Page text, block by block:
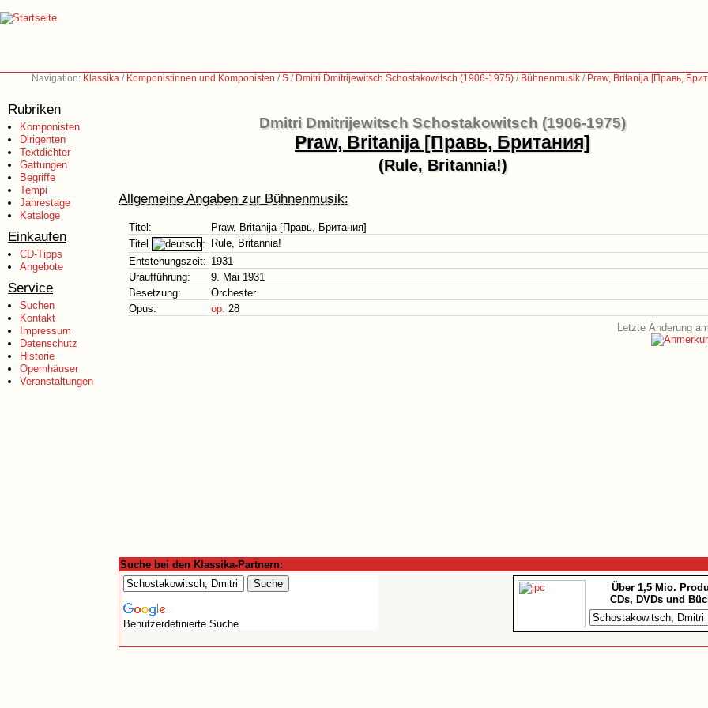
Navigation: Klassika / Komponistinnen und Komponisten /S / Dmitri Dmitrijewitsch Schostakowitsch (1906-1975) / Bühnenmusik / Praw, Britanija [Правь,
Rubriken
Komponisten
Dirigenten
Textdichter
Gattungen
Begriffe
Tempi
Jahrestage
Kataloge
Einkaufen
CD-Tipps
Angebote
Service
Suchen
Kontakt
Impressum
Datenschutz
Historie
Opernhäuser
Veranstaltungen
Dmitri Dmitrijewitsch Schostakowitsch (1906-1975)
Praw, Britanija [Правь, Британия]
(Rule, Britannia!)
Allgemeine Angaben zur Bühnenmusik:
Titel:
Praw, Britanija [Правь, Британия]
Titel
:
Rule, Britannia!
Entstehungszeit: 1931
Uraufführung:
9. Mai 1931
Besetzung:
Orchester
Opus:
op. 28
Letzte Änderung
Suche bei den Klassika-Partnern:
Benutzerdefinierte Suche
Über 1,5 Mio.
CDs, DVDs und